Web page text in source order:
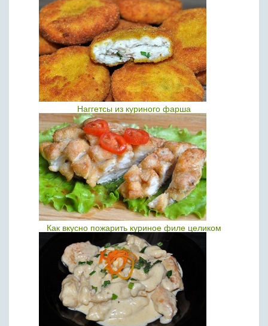
Наггетсы из куриного фарша
Как вкусно пожарить куриное филе целиком